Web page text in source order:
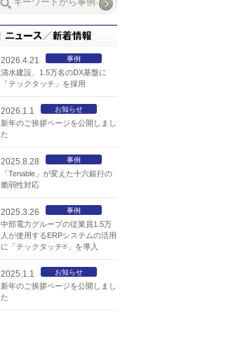
2026.4.21 事例
清水建設、1.5万名のDX基盤に
「テックタッチ」を採用
2026.1.1 お知らせ
新年のご挨拶ページを公開しまし
た
2025.8.28 事例
「Tenable」が変えた十六銀行の
脆弱性対応
2025.3.26 事例
中部電力グループの従業員1.5万
人が使用するERPシステムの活用
に「テックタッチ® 」を導入
2025.1.1 お知らせ
新年のご挨拶ページを公開しまし
た